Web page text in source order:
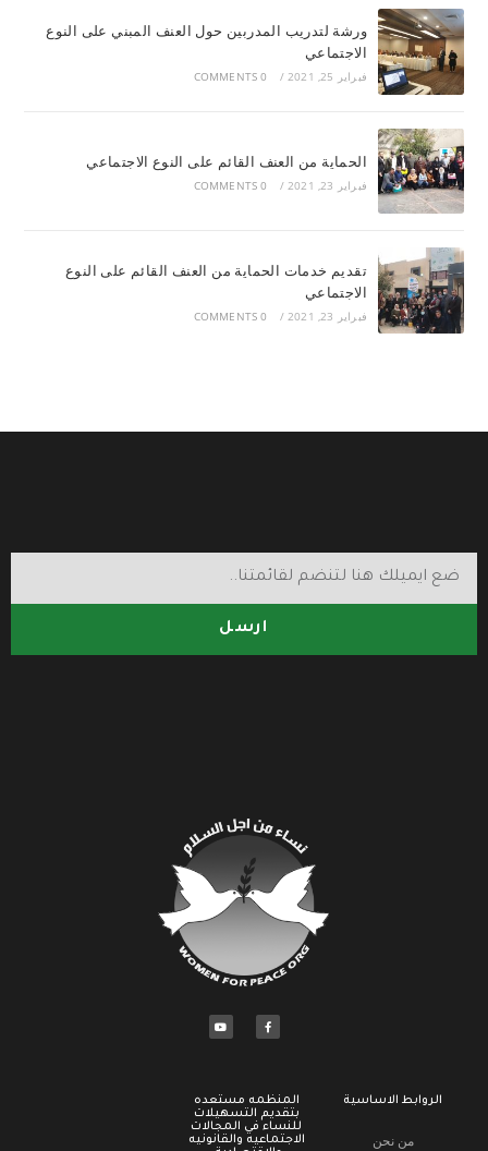
ورشة لتدريب المدربين حول العنف المبني على النوع
الاجتماعي
فبراير 25, 2021 /
0 COMMENTS
الحماية من العنف القائم على النوع الاجتماعي
فبراير 23, 2021 /
0 COMMENTS
تقديم خدمات الحماية من العنف القائم على النوع
الاجتماعي
فبراير 23, 2021 /
0 COMMENTS
ارسل
الروابط الاساسية
من نحن
المنظمه مستعده
بتقديم التسهيلات
للنساء في المجالات
الاجتماعيه والقانونيه